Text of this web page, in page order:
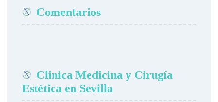
Comentarios
Clinica Medicina y Cirugía
Estética en Sevilla